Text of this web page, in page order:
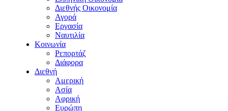
Διεθνής Οικονομία
Αγορά
Εργασία
Ναυτιλία
Κοινωνία
Ρεπορτάζ
Διάφορα
Διεθνή
Αμερική
Ασία
Αφρική
Ευρώπη